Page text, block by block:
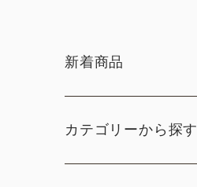
新着商品
カテゴリーから探す